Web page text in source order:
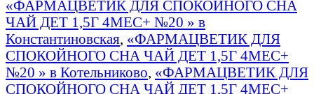
«ФАРМАЦВЕТИК ДЛЯ СПОКОЙНОГО СНА
ЧАЙ ДЕТ 1,5Г 4МЕС+ №20 » в
Константиновская, «ФАРМАЦВЕТИК ДЛЯ
СПОКОЙНОГО СНА ЧАЙ ДЕТ 1,5Г 4МЕС+
№20 » в Котельниково, «ФАРМАЦВЕТИК ДЛЯ
СПОКОЙНОГО СНА ЧАЙ ДЕТ 1,5Г 4МЕС+